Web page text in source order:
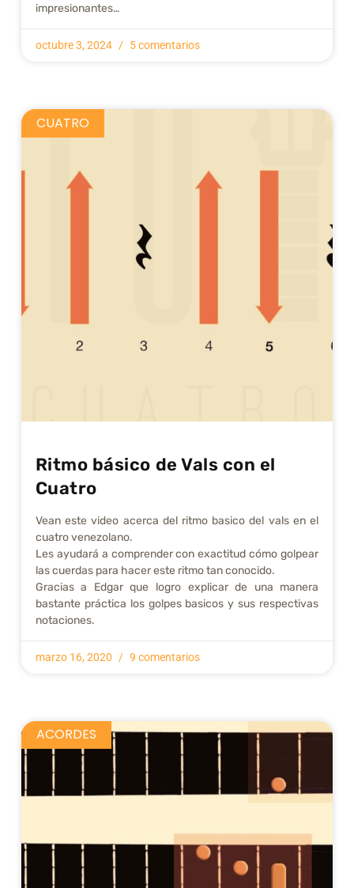
impresionantes…
octubre 3, 2024 5 comentarios
CUATRO
Ritmo básico de Vals con el
Cuatro
Vean este video acerca del ritmo basico del vals en el
cuatro venezolano.
Les ayudará a comprender con exactitud cómo golpear
las cuerdas para hacer este ritmo tan conocido.
Gracias a Edgar que logro explicar de una manera
bastante práctica los golpes basicos y sus respectivas
notaciones.
marzo 16, 2020 9 comentarios
ACORDES